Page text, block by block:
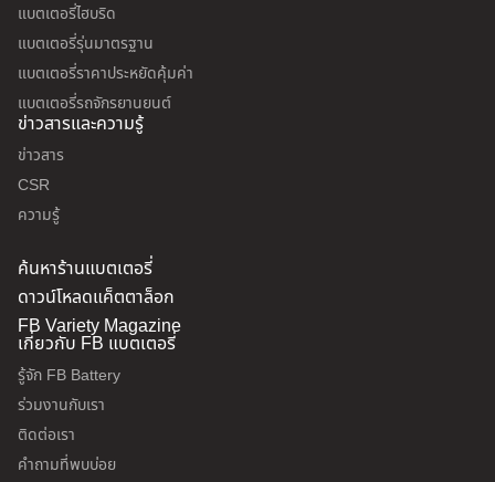
แบตเตอรี่ไฮบริด
แบตเตอรี่รุ่นมาตรฐาน
แบตเตอรี่ราคาประหยัดคุ้มค่า
แบตเตอรี่รถจักรยานยนต์
ข่าวสารและความรู้
ข่าวสาร
CSR
ความรู้
ค้นหาร้านแบตเตอรี่
ดาวน์โหลดแค็ตตาล็อก
FB Variety Magazine
เกี่ยวกับ FB แบตเตอรี่
รู้จัก FB Battery
ร่วมงานกับเรา
ติดต่อเรา
คำถามที่พบบ่อย